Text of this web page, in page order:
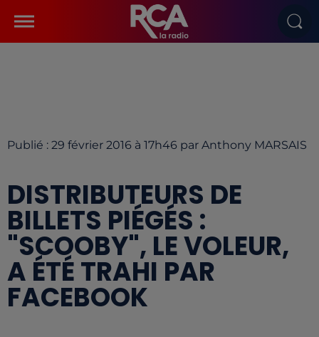
Publié : 29 février 2016 à 17h46 par Anthony MARSAIS
DISTRIBUTEURS DE
BILLETS PIÉGÉS :
"SCOOBY", LE VOLEUR,
A ÉTÉ TRAHI PAR
FACEBOOK